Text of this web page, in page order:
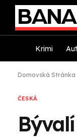
Krimi
Domovská Stránka
ČESKÁ